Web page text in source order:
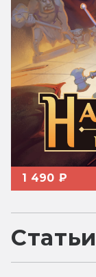
1 490 ₽
Статьи